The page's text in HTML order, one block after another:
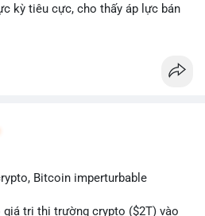
kỳ tiêu cực, cho thấy áp lực bán
(HEI), Pi Network (PI), Pudgy
chủ đề đời sống như dự báo
thức ban hành luật quản lý sàn
Bitcoin imperturbable
giá trị thị trường crypto ($2T) vào